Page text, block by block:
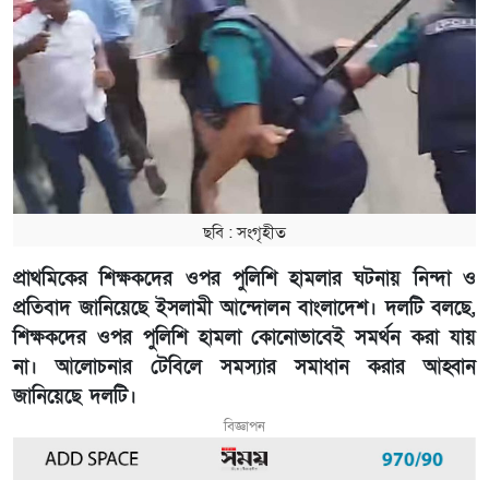
ছবি : সংগৃহীত
প্রাথমিকের শিক্ষকদের ওপর পুলিশি হামলার ঘটনায় নিন্দা ও
প্রতিবাদ জানিয়েছে ইসলামী আন্দোলন বাংলাদেশ। দলটি বলছে,
শিক্ষকদের ওপর পুলিশি হামলা কোনোভাবেই সমর্থন করা যায়
না। আলোচনার টেবিলে সমস্যার সমাধান করার আহ্বান
জানিয়েছে দলটি।
বিজ্ঞাপন